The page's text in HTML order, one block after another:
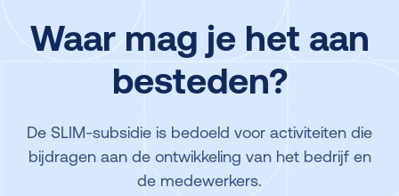
Waar mag je het aan
besteden?
De SLIM-subsidie is bedoeld voor activiteiten die
bijdragen aan de ontwikkeling van het bedrijf en
de medewerkers.